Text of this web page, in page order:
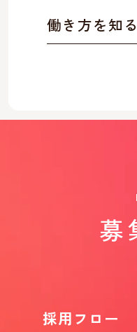
働き方を知る
募
採用フロー